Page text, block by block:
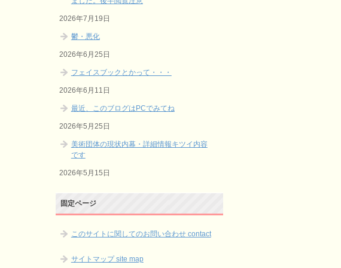
2026年7月19日
鬱・悪化
2026年6月25日
フェイスブックとかって・・・
2026年6月11日
最近、このブログはPCでみてね
2026年5月25日
美術団体の現状内幕・詳細情報キツイ内容
です
2026年5月15日
固定ページ
このサイトに関してのお問い合わせ contact
サイトマップ site map